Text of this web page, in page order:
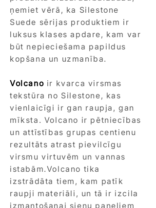
ņemiet vērā, ka Silestone
Suede sērijas produktiem ir
luksus klases apdare, kam var
būt nepieciešama papildus
kopšana un uzmanība.
Volcano ir kvarca virsmas
tekstūra no Silestone, kas
vienlaicīgi ir gan raupja, gan
mīksta. Volcano ir pētniecības
un attīstības grupas centienu
rezultāts atrast pievilcīgu
virsmu virtuvēm un vannas
istabām.Volcano tika
izstrādāta tiem, kam patīk
raupji materiāli, un tā ir izcila
izmantošanai sienu paneļiem